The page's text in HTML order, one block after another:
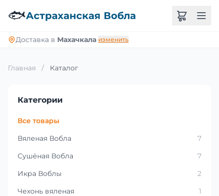
🐟Астраханская Вобла
Доставка в Махачкала изменить
Главная / Каталог
Категории
Все товары
Вяленая Вобла
7
Сушёная Вобла
7
Икра Воблы
2
Чехонь вяленая
1